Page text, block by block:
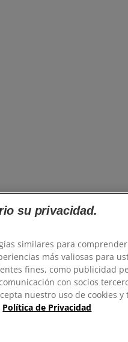
su privacidad.
similares para
más valiosas para
fines, como publicidad
con socios
nuestro uso de cookies y
Política de Privacidad